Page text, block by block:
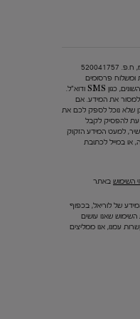
הפרטים שתמסרו יישמרו במאגר המידע של לוריאל ישראל בע"מ, ח.פ. 520041757
ומשלוח פרסומים
ועדכונים (לרבות כאלה המותאמים לכם אישית) באמצעי המדיה השונים, כגון SMS ודוא"ל.
את המידע. אם
שלא נוכל לספק לכם את
עת להפסיק לקבל
למעט המידע הזקוק
השימוש באתר
של לוריאל, בכפוף
נוסף אודות השימוש שאנו עושים
עמנו, אנו ממליצים